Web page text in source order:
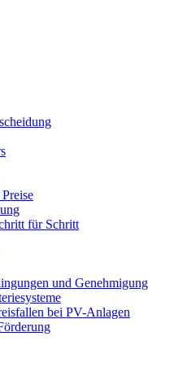
für Schritt
und Genehmigung
bei PV-Anlagen